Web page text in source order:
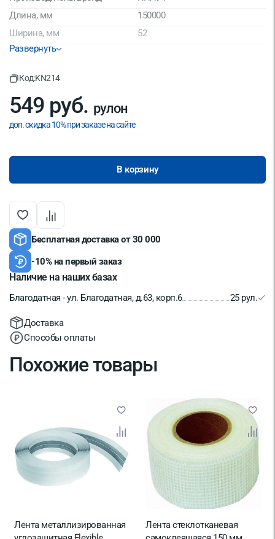
Длина, мм
150000
Ширина, мм
52
Страна производитель
Развернуть
Код:KN214
549 руб. рулон
доп. скидка 10% при заказе на сайте
В корзину
Бесплатная доставка от 30 000
-10% на первый заказ
Наличие на наших базах
Благодатная - ул. Благодатная, д.63, корп.6 25 рул.
Доставка
Способы оплаты
Похожие товары
Лента металлизированная
Лента стеклотканевая